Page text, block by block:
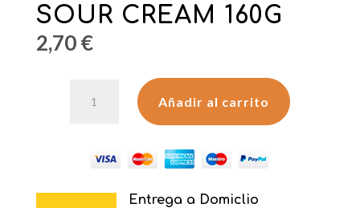
SOUR CREAM 160G
2,70€
FLAME
KICKIN
CREAM
Añadir al carrito
Entrega a Domiclio